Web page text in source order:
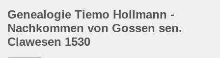
Genealogie Tiemo Hollmann -
Nachkommen von Gossen sen.
Clawesen 1530